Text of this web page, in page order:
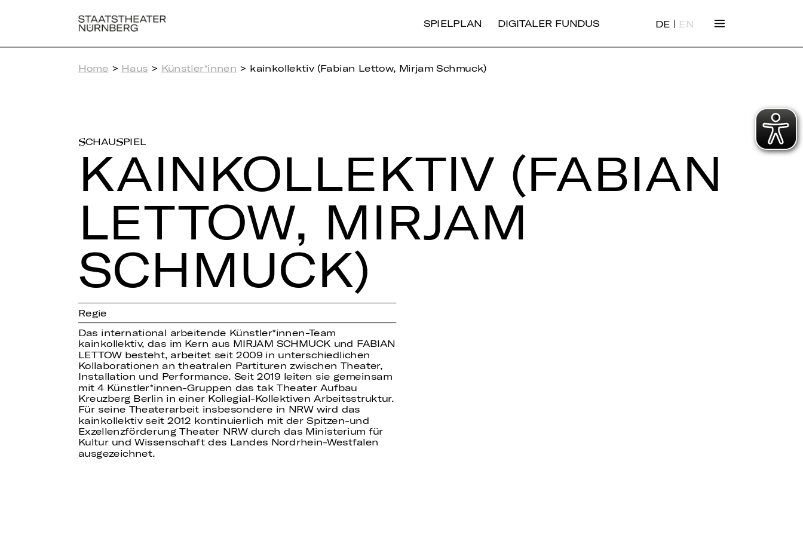
SPIELPLAN DIGITALER FUNDUS DE | EN
Home > Haus > Künstler*innen > kainkollektiv (Fabian Lettow, Mirjam Schmuck)
SCHAUSPIEL
KAIN­KOL­LEK­TIV (FABIAN
LETTOW, MIRJAM
SCHMUCK)
Regie
Das international arbeitende Künstler innen-Team
kainkollektiv, das im Kern aus MIRJAM SCHMUCK und FABIAN
LETTOW besteht, arbeitet seit 2009 in unterschiedlichen
Kollaborationen an theatralen Partituren zwischen Theater,
Installation und Performance. Seit 2019 leiten sie gemeinsam
mit 4 Künstler innen-Gruppen das tak Theater Aufbau
Kreuzberg Berlin in einer Kollegial-Kollektiven Arbeitsstruktur.
Für seine Theaterarbeit insbesondere in NRW wird das
kainkollektiv seit 2012 kontinuierlich mit der Spitzen-und
Exzellenzförderung Theater NRW durch das Ministerium für
Kultur und Wissenschaft des Landes Nordrhein-Westfalen
ausgezeichnet.